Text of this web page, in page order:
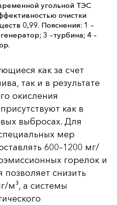
угольной ТЭС
очистки
0,99. Пояснения: 1 –
3 –турбина; 4 –
как за счет
так и в результате
окисления
как в
выбросах. Для
мер
600–1200 мг/
горелок и
позволяет снизить
м³, а системы